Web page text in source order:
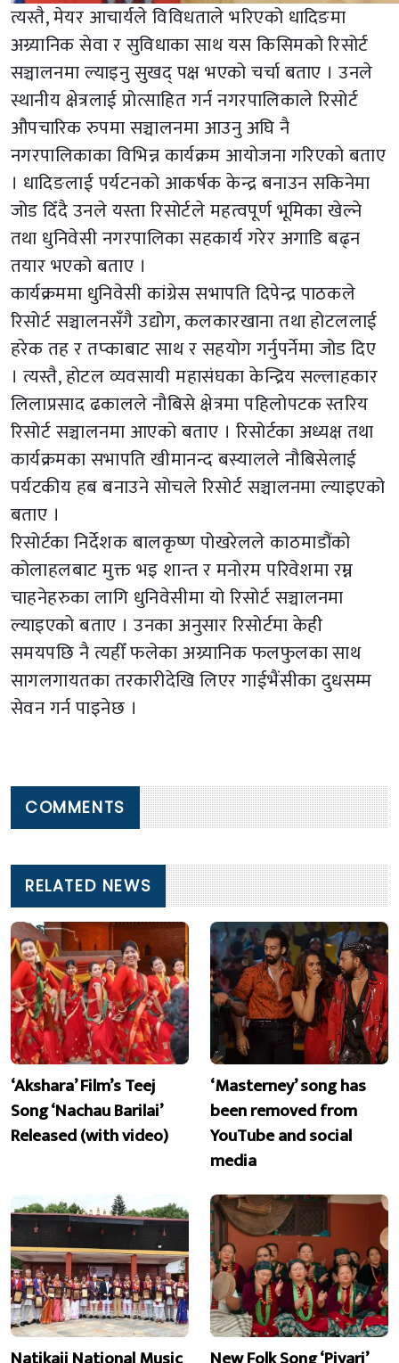
त्यस्तै, मेयर आचार्यले विविधताले भरिएको धादिङमा
अग्र्यानिक सेवा र सुविधाका साथ यस किसिमको रिसोर्ट
सञ्चालनमा ल्याइनु सुखद् पक्ष भएको चर्चा बताए । उनले
स्थानीय क्षेत्रलाई प्रोत्साहित गर्न नगरपालिकाले रिसोर्ट
औपचारिक रुपमा सञ्चालनमा आउनु अघि नै
नगरपालिकाका विभिन्न कार्यक्रम आयोजना गरिएको बताए
। धादिङलाई पर्यटनको आकर्षक केन्द्र बनाउन सकिनेमा
जोड दिँदै उनले यस्ता रिसोर्टले महत्वपूर्ण भूमिका खेल्ने
तथा धुनिवेसी नगरपालिका सहकार्य गरेर अगाडि बढ्न
तयार भएको बताए ।
कार्यक्रममा धुनिवेसी कांग्रेस सभापति दिपेन्द्र पाठकले
रिसोर्ट सञ्चालनसँगै उद्योग, कलकारखाना तथा होटललाई
हरेक तह र तप्काबाट साथ र सहयोग गर्नुपर्नेमा जोड दिए
। त्यस्तै, होटल व्यवसायी महासंघका केन्द्रिय सल्लाहकार
लिलाप्रसाद ढकालले नौबिसे क्षेत्रमा पहिलोपटक स्तरिय
रिसोर्ट सञ्चालनमा आएको बताए । रिसोर्टका अध्यक्ष तथा
कार्यक्रमका सभापति खीमानन्द बस्यालले नौबिसेलाई
पर्यटकीय हब बनाउने सोचले रिसोर्ट सञ्चालनमा ल्याइएको
बताए ।
रिसोर्टका निर्देशक बालकृष्ण पोखरेलले काठमाडौंको
कोलाहलबाट मुक्त भइ शान्त र मनोरम परिवेशमा रम्न
चाहनेहरुका लागि धुनिवेसीमा यो रिसोर्ट सञ्चालनमा
ल्याइएको बताए । उनका अनुसार रिसोर्टमा केही
समयपछि नै त्यहीँ फलेका अग्र्यानिक फलफुलका साथ
सागलगायतका तरकारीदेखि लिएर गाईभैंसीका दुधसम्म
सेवन गर्न पाइनेछ ।
COMMENTS
RELATED NEWS
‘Akshara’ Film’s Teej
Song ‘Nachau Barilai’
Released (with video)
‘Masterney’ song has
been removed from
YouTube and social
media